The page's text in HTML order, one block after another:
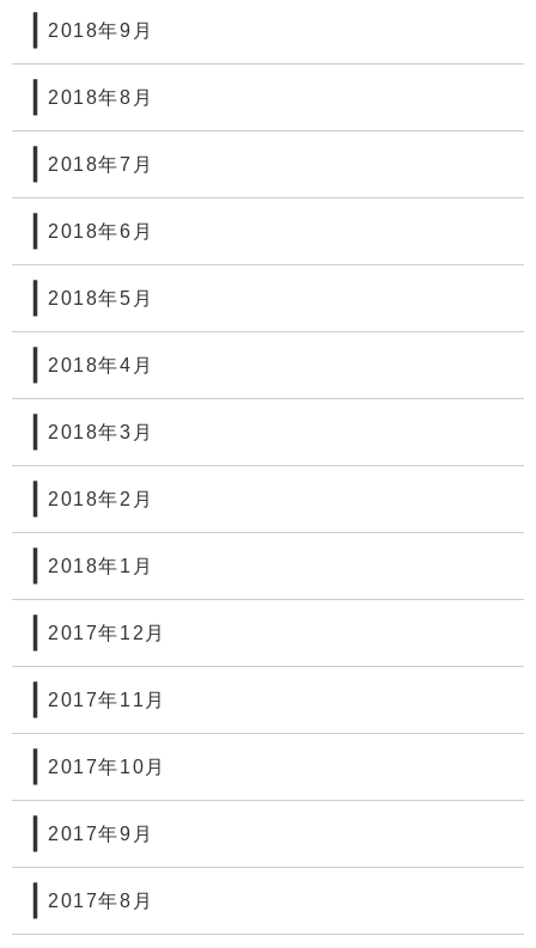
2018年9月
2018年8月
2018年7月
2018年6月
2018年5月
2018年4月
2018年3月
2018年2月
2018年1月
2017年12月
2017年11月
2017年10月
2017年9月
2017年8月